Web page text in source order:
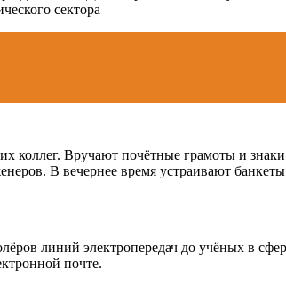
сектора
коллег. Вручают почётные грамоты и
В вечернее время устраивают
линий электропередач до учёных в
почте.